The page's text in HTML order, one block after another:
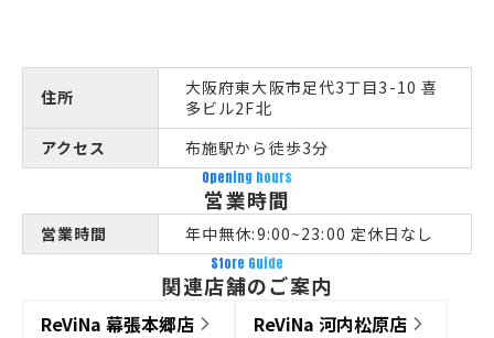
住所
大阪府東大阪市足代3丁目3-10 喜
多ビル2F北
アクセス
布施駅から徒歩3分
Opening hours
営業時間
営業時間 年中無休:9:00~23:00 定休日なし
Store Guide
関連店舗のご案内
ReViNa 幕張本郷店
ReViNa 河内松原店